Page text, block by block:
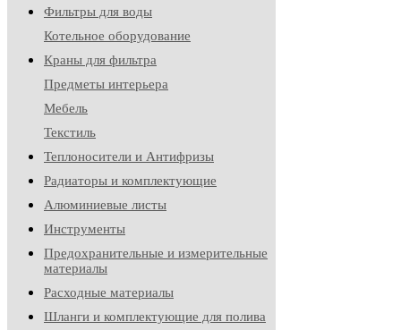
Фильтры для воды
Котельное оборудование
Краны для фильтра
Предметы интерьера
Мебель
Текстиль
Теплоносители и Антифризы
Радиаторы и комплектующие
Алюминиевые листы
Инструменты
Предохранительные и измерительные
материалы
Расходные материалы
Шланги и комплектующие для полива